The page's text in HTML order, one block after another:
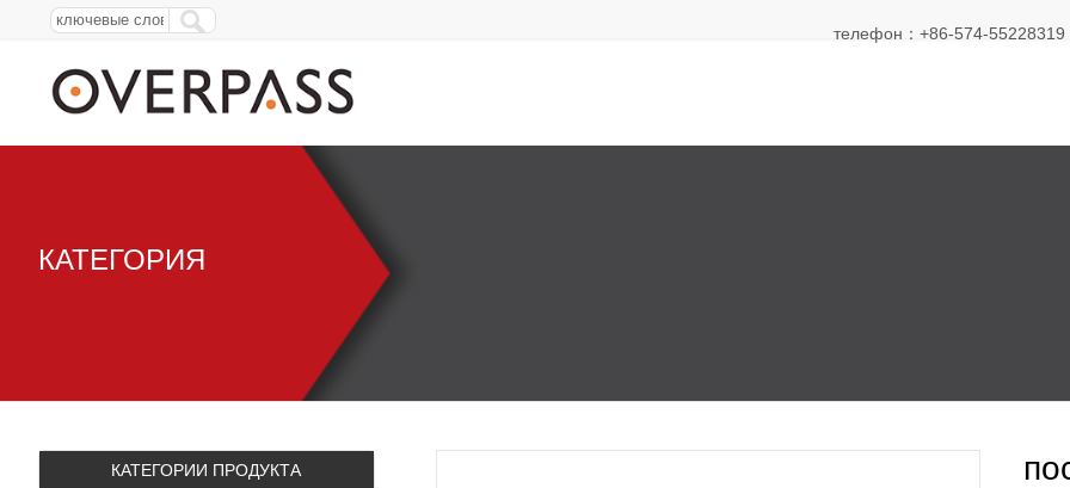
телефон：+86-574-
КАТЕГОРИЯ
КАТЕГОРИИ ПРОДУКТА